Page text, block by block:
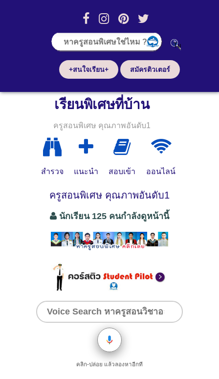
+สนใจเรียน+ สมัครติวเตอร์
เรียนพิเศษที่บ้าน
ครูสอนพิเศษ คุณภาพอันดับ1
สำรวจ แนะนำ สอบเข้า ออนไลน์
ครูสอนพิเศษ คุณภาพอันดับ1
นักเรียน 125 คนกำลังดูหน้านี้
คลิก-ปล่อย แล้วลองหาอีกที